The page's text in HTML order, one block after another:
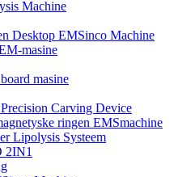
Machine
Desktop EMSinco Machine
masine
masine
Carving Device
ringen EMSmachine
Lipolysis Systeem
2IN1